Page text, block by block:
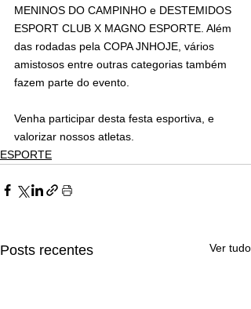
MENINOS DO CAMPINHO e DESTEMIDOS
ESPORT CLUB X MAGNO ESPORTE. Além
das rodadas pela COPA JNHOJE, vários
amistosos entre outras categorias também
fazem parte do evento.
Venha participar desta festa esportiva, e
valorizar nossos atletas.
ESPORTE
Posts recentes Ver tudo